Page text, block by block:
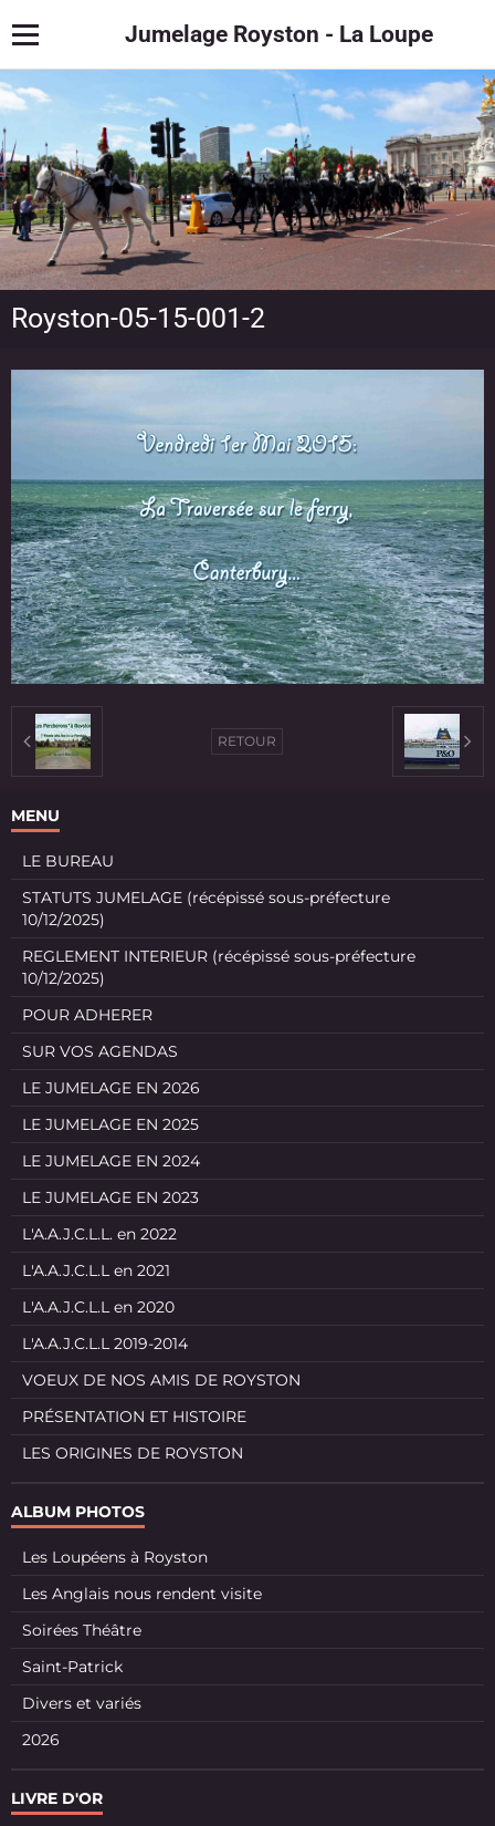
Jumelage Royston - La Loupe
Royston-05-15-001-2
RETOUR
MENU
LE BUREAU
STATUTS JUMELAGE (récépissé sous-préfecture
10/12/2025)
REGLEMENT INTERIEUR (récépissé sous-préfecture
10/12/2025)
POUR ADHERER
SUR VOS AGENDAS
LE JUMELAGE EN 2026
LE JUMELAGE EN 2025
LE JUMELAGE EN 2024
LE JUMELAGE EN 2023
L'A.A.J.C.L.L. en 2022
L'A.A.J.C.L.L en 2021
L'A.A.J.C.L.L en 2020
L'A.A.J.C.L.L 2019-2014
VOEUX DE NOS AMIS DE ROYSTON
PRÉSENTATION ET HISTOIRE
LES ORIGINES DE ROYSTON
ALBUM PHOTOS
Les Loupéens à Royston
Les Anglais nous rendent visite
Soirées Théâtre
Saint-Patrick
Divers et variés
2026
LIVRE D'OR